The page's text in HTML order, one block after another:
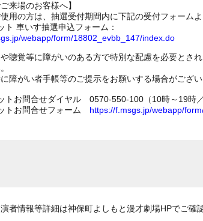
来場のお客様へ】
用の方は、抽選受付期間内に下記の受付フォームよ
ト 車いす抽選申込フォーム：
webapp/form/18802_evbb_147/index.do
聴覚等に障がいのある方で特別な配慮を必要とさ
障がい者手帳等のご提示をお願いする場合がござい
トお問合せダイヤル 0570-550-100（10時～19時／
トお問合せフォーム https://f.msgs.jp/webapp/
者情報等詳細は神保町よしもと漫才劇場HPでご確